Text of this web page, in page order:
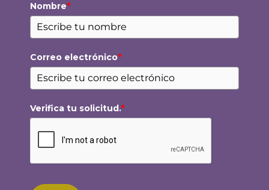
Nombre*
Correo electrónico*
Verifica tu solicitud.*